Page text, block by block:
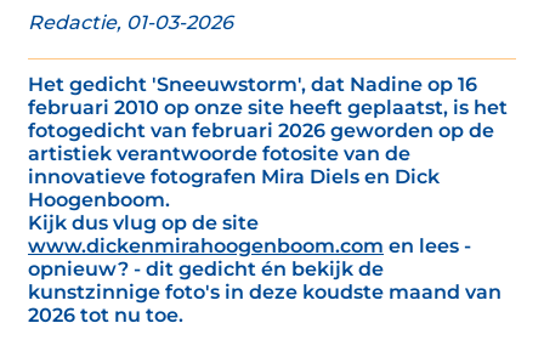
Redactie, 01-03-2026
Het gedicht 'Sneeuwstorm', dat Nadine op 16
februari 2010 op onze site heeft geplaatst, is het
fotogedicht van februari 2026 geworden op de
artistiek verantwoorde fotosite van de
innovatieve fotografen Mira Diels en Dick
Hoogenboom.
Kijk dus vlug op de site
www.dickenmirahoogenboom.com en lees -
opnieuw? - dit gedicht én bekijk de
kunstzinnige foto's in deze koudste maand van
2026 tot nu toe.